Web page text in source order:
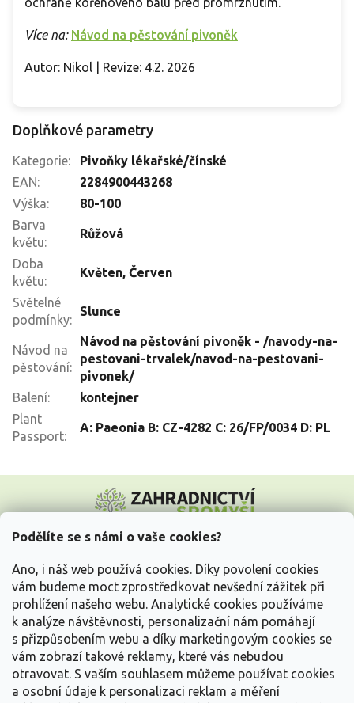
Podělíte se s námi o vaše cookies?
Ano, i náš web používá cookies. Díky povolení cookies
vám budeme moct zprostředkovat nevšední zážitek při
prohlížení našeho webu. Analytické cookies používáme
k analýze návštěvnosti, personalizační nám pomáhají
s přizpůsobením webu a díky marketingovým cookies se
vám zobrazí takové reklamy, které vás nebudou
otravovat. S vaším souhlasem můžeme používat cookies
a osobní údaje k personalizaci reklam a měření
Více na: Návod na pěstování pivoněk
Autor: Nikol | Revize: 4.2. 2026
Doplňkové parametry
Kategorie:
Pivoňky lékařské/čínské
EAN:
2284900443268
Výška:
80-100
Barva
květu:
Růžová
Doba
květu:
Květen, Červen
Světelné
podmínky:
Slunce
Návod na
pěstování:
Návod na pěstování pivoněk - /navody-na-
pestovani-trvalek/navod-na-pestovani-
pivonek/
Balení:
kontejner
Plant
Passport:
A: Paeonia B: CZ-4282 C: 26/FP/0034 D: PL
p
Vše o nákupu
Informace pro Vás
Kontakujte nás